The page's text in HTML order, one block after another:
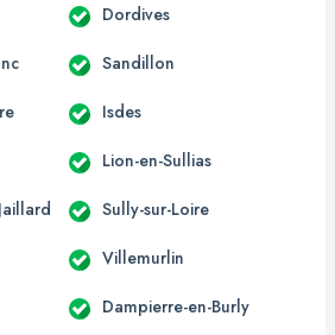
Dordives
Sandillon
Isdes
Lion-en-Sullias
Sully-sur-Loire
Villemurlin
Dampierre-en-Burly